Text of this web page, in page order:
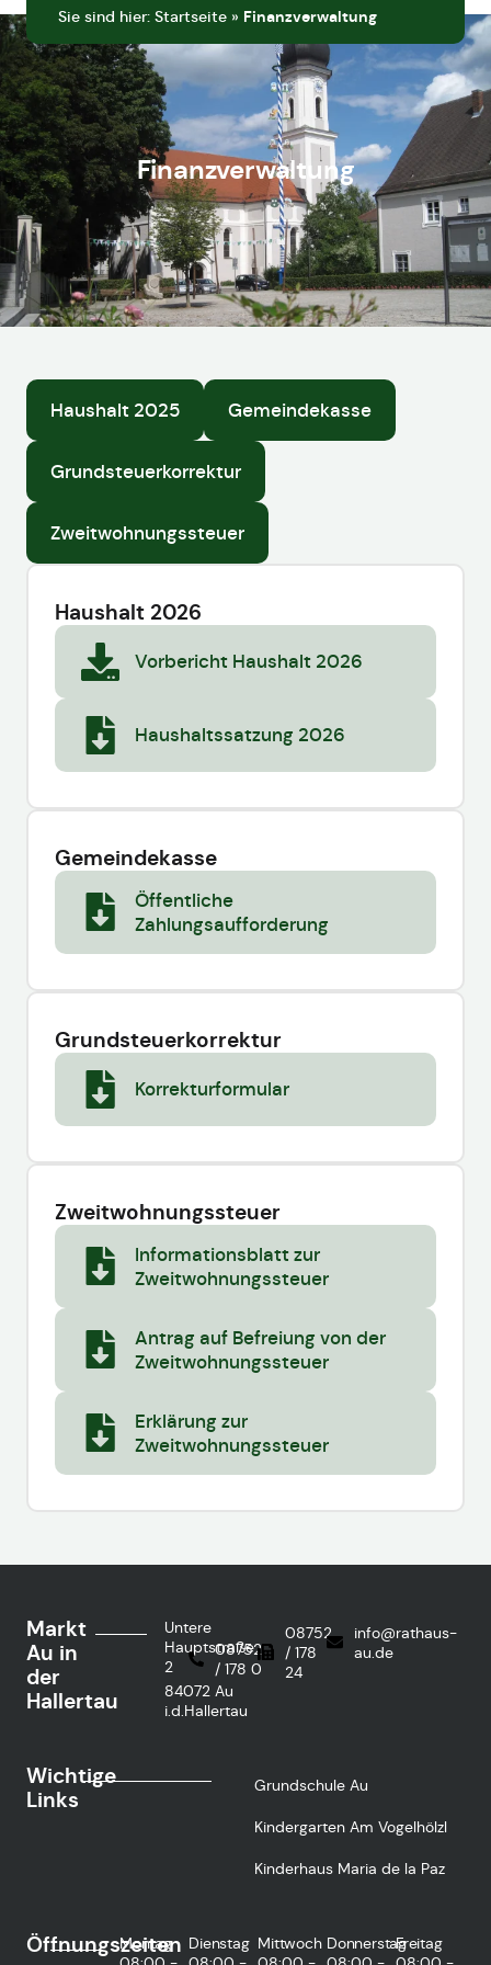
Sie sind hier: Startseite » Finanzverwaltung
Finanzverwaltung
Haushalt 2025 Gemeindekasse
Grundsteuerkorrektur
Zweitwohnungssteuer
Haushalt 2026
Vorbericht Haushalt 2026
Haushaltssatzung 2026
Gemeindekasse
Öffentliche
Zahlungsaufforderung
Grundsteuerkorrektur
Korrekturformular
Zweitwohnungssteuer
Informationsblatt zur
Zweitwohnungssteuer
Antrag auf Befreiung von der
Zweitwohnungssteuer
Erklärung zur
Zweitwohnungssteuer
Markt
Au in
der
Hallertau
Untere
Hauptstraße
2
84072 Au
i.d.Hallertau
08752
/ 178 0
08752
/ 178
24
info@rathaus-
au.de
Wichtige
Links
Grundschule Au
Kindergarten Am Vogelhölzl
Kinderhaus Maria de la Paz
Öffnungszeiten
Montag
Dienstag Mittwoch DonnerstagFreitag